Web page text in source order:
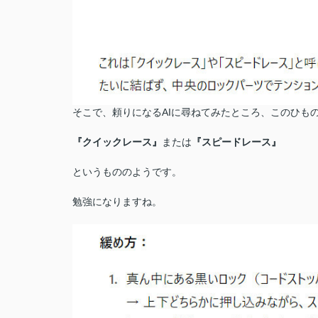
そこで、頼りになるAIに尋ねてみたところ、このひも
『クイックレース』 または 『スピードレース』
というもののようです。
勉強になりますね。